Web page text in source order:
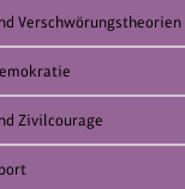
Verschwörungstheorien
Zivilcourage